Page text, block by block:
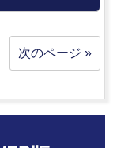
次のページ »